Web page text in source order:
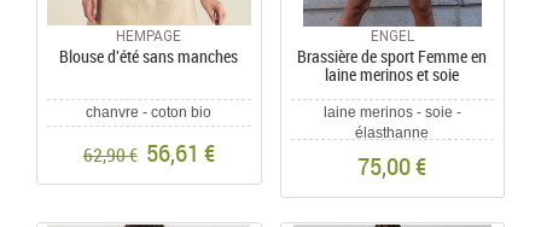
HEMPAGE
Blouse d'été sans manches
chanvre - coton bio
62,90 € 56,61 €
ENGEL
Brassière de sport Femme en
laine merinos et soie
laine merinos - soie -
élasthanne
75,00 €